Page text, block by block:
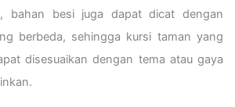
bahan besi juga dapat dicat dengan
berbeda, sehingga kursi taman yang
disesuaikan dengan tema atau gaya